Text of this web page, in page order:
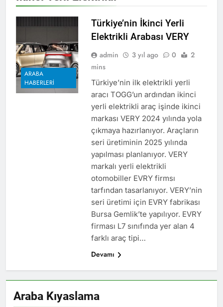
Araba Kıyaslama
ARABA
HABERLERI
Türkiye’nin İkinci Yerli
Elektrikli Arabası VERY
admin 3 yıl ago 0
2
mins
Türkiye’nin ilk elektrikli yerli
aracı TOGG’un ardından ikinci
yerli elektrikli araç işinde ikinci
markası VERY 2024 yılında yola
çıkmaya hazırlanıyor. Araçların
seri üretiminin 2025 yılında
yapılması planlanıyor. VERY
markalı yerli elektrikli
otomobiller EVRY firmsı
tarfından tasarlanıyor. VERY’nin
seri üretimi için EVRY fabrikası
Bursa Gemlik’te yapılıyor. EVRY
firması L7 sınıfında yer alan 4
farklı araç tipi…
Devamı